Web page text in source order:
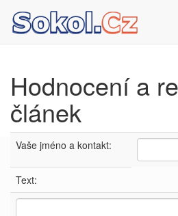
Hodnocení a
článek
Vaše jméno a kontakt:
Text: